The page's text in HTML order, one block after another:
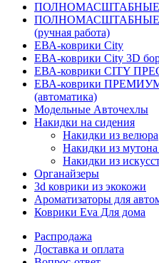
ПОЛНОМАСШТАБНЫЕ
ПОЛНОМАСШТАБНЫЕ
(ручная работа)
ЕВА-коврики City
ЕВА-коврики City 3D
ЕВА-коврики CITY
ЕВА-коврики
(автоматика)
Модельные Авточехлы
Накидки на сидения
Накидки из велюра
Накидки из мутона
Накидки из
Органайзеры
3d коврики из экокожи
Ароматизаторы для
Коврики Eva Для дома
Распродажа
Доставка и оплата